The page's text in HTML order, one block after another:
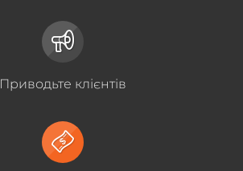
Приводьте клієнтів